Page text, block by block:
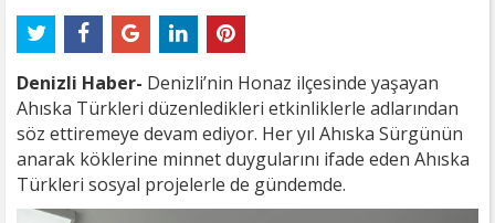
Denizli Haber- Denizli’nin Honaz ilçesinde yaşayan
Ahıska Türkleri düzenledikleri etkinliklerle adlarından
söz ettiremeye devam ediyor. Her yıl Ahıska Sürgünün
anarak köklerine minnet duygularını ifade eden Ahıska
Türkleri sosyal projelerle de gündemde.